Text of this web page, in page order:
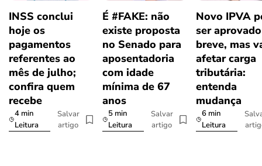
INSS conclui
hoje os
pagamentos
referentes ao
mês de julho;
confira quem
recebe
4 min
Leitura
Salvar
artigo
É #FAKE: não
existe proposta
no Senado para
aposentadoria
com idade
mínima de 67
anos
5 min
Leitura
Salvar
artigo
Novo IPVA
ser
breve, mas
afetar carga
tributária:
entenda
mudança
6 min
Leitura